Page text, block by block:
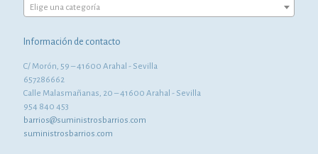
Elige una categoría
Información de contacto
C/ Morón, 59 – 41600 Arahal - Sevilla
657286662
Calle Malasmañanas, 20 – 41600 Arahal - Sevilla
954 840 453
barrios@suministrosbarrios.com
suministrosbarrios.com